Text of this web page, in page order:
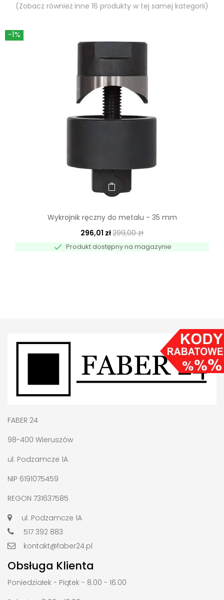
(Zobacz również inne 16 produkty w tej samej kategorii)
-1%
Wykrojnik ręczny do metalu - 35 mm
296,01 zł299,00 zł
 Produkt dostępny na magazynie
FABER 24
98-400 Wieruszów
ul. Podzamcze 1A
NIP 6191075459
REGON 731637585
ul. Podzamcze 1A
517 392 883
kontakt@faber24.pl
Obsługa Klienta
Poniedziałek - Piątek - 8.00 - 16.00